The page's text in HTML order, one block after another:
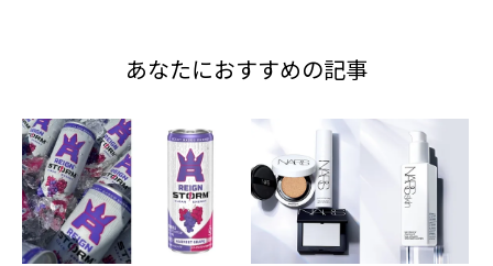
あなたにおすすめの記事